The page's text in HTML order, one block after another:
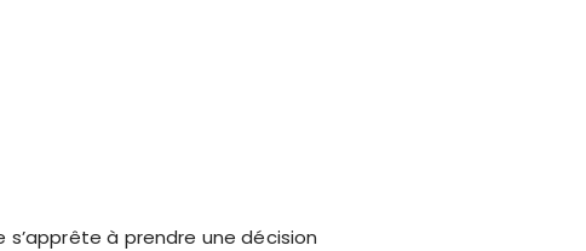
s’apprête à prendre une décision